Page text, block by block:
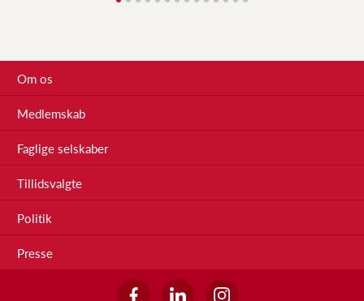
Om os
Medlemskab
Faglige selskaber
Tillidsvalgte
Politik
Presse